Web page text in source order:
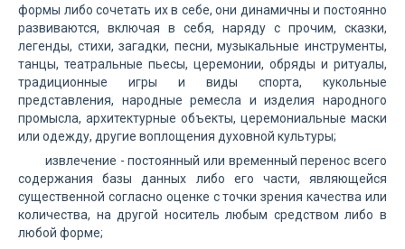
формы либо сочетать их в себе, они динамичны и постоянно
развиваются, включая в себя, наряду с прочим, сказки,
легенды, стихи, загадки, песни, музыкальные инструменты,
танцы, театральные пьесы, церемонии, обряды и ритуалы,
традиционные игры и виды спорта, кукольные
представления, народные ремесла и изделия народного
промысла, архитектурные объекты, церемониальные маски
или одежду, другие воплощения духовной культуры;
извлечение - постоянный или временный перенос всего
содержания базы данных либо его части, являющейся
существенной согласно оценке с точки зрения качества или
количества, на другой носитель любым средством либо в
любой форме;